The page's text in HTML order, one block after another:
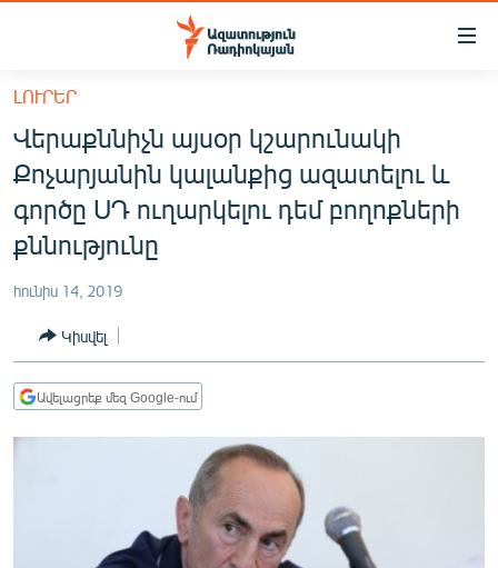
Մատչելիության
հիմնական
բովանդակությանը
Անցնել
հիմնական
մենյուին
Որոնում
ՀԱՅԱՍՏԱՆ
ՔԱՂԱՔԱԿԱՆ
ԸՆՏՐՈՒԹՅՈՒՆՆԵՐ 2026
ՏՆՏԵՍՈՒԹՅՈՒՆ
ՂԱՐԱԲԱՂ
ՊԱՏԵՐԱԶՄԻ 6 ՇԱԲԱԹՆԵՐԸ
ՄՇԱԿՈՒՅԹ
ԼՈՒՐԵՐ
Վերաքննիչն այսօր կշարունակի
Քոչարյանին կալանքից ազատելու և
գործը ՍԴ ուղարկելու դեմ բողոքների
քննությունը
հունիս 14, 2019
Կիսվել
Ավելացրեք մեզ Google-ում